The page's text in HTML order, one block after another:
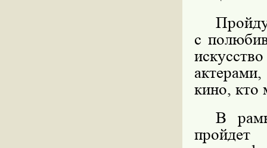
с
кино, кто
В
пройдет